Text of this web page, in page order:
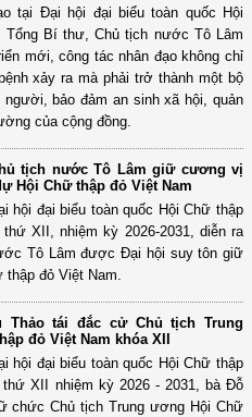
tại Đại hội đại biểu toàn quốc Hội
Bí thư, Chủ tịch nước Tô Lâm
mới, công tác nhân đạo không chỉ
xảy ra mà phải trở thành một bộ
bảo đảm an sinh xã hội, quản
của cộng đồng.
tịch nước Tô Lâm giữ cương vị
Hội Chữ thập đỏ Việt Nam
hội đại biểu toàn quốc Hội Chữ thập
XII, nhiệm kỳ 2026-2031, diễn ra
Tô Lâm được Đại hội suy tôn giữ
đỏ Việt Nam.
Thảo tái đắc cử Chủ tịch Trung
đỏ Việt Nam khóa XII
hội đại biểu toàn quốc Hội Chữ thập
XII nhiệm kỳ 2026 - 2031, bà Đỗ
chức Chủ tịch Trung ương Hội Chữ